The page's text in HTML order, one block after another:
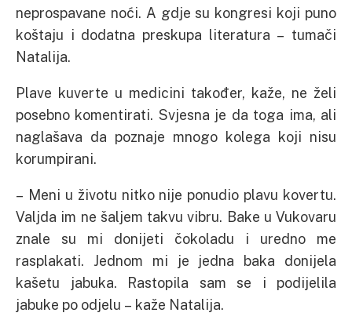
neprospavane noći. A gdje su kongresi koji puno
koštaju i dodatna preskupa literatura – tumači
Natalija.
Plave kuverte u medicini također, kaže, ne želi
posebno komentirati. Svjesna je da toga ima, ali
naglašava da poznaje mnogo kolega koji nisu
korumpirani.
– Meni u životu nitko nije ponudio plavu kovertu.
Valjda im ne šaljem takvu vibru. Bake u Vukovaru
znale su mi donijeti čokoladu i uredno me
rasplakati. Jednom mi je jedna baka donijela
kašetu jabuka. Rastopila sam se i podijelila
jabuke po odjelu – kaže Natalija.